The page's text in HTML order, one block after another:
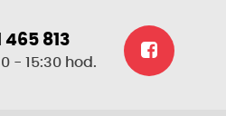
465 813
- 15:30 hod.